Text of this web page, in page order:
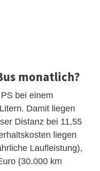
monatlich?
bei einem
Damit liegen
Distanz bei 11,55
liegen
Laufleistung),
(30.000 km